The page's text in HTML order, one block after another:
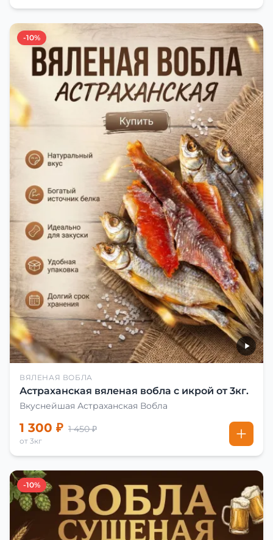
-10%
ВЯЛЕНАЯ ВОБЛА
Астраханская вяленая вобла с икрой от 3кг.
Вкуснейшая Астраханская Вобла
1 300 ₽ 1 450 ₽
от 3кг
-10%